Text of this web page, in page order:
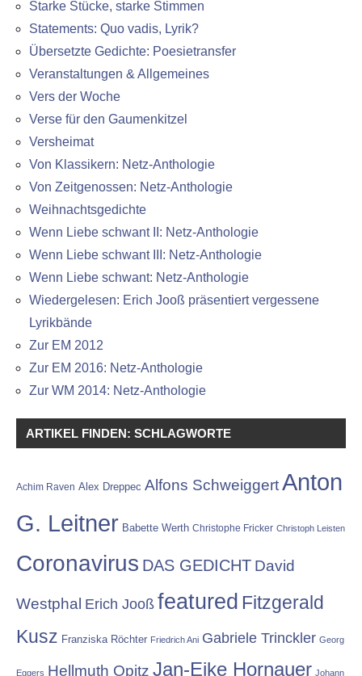
Starke Stücke, starke Stimmen
Statements: Quo vadis, Lyrik?
Übersetzte Gedichte: Poesietransfer
Veranstaltungen & Allgemeines
Vers der Woche
Verse für den Gaumenkitzel
Versheimat
Von Klassikern: Netz-Anthologie
Von Zeitgenossen: Netz-Anthologie
Weihnachtsgedichte
Wenn Liebe schwant II: Netz-Anthologie
Wenn Liebe schwant III: Netz-Anthologie
Wenn Liebe schwant: Netz-Anthologie
Wiedergelesen: Erich Jooß präsentiert vergessene
Lyrikbände
Zur EM 2012
Zur EM 2016: Netz-Anthologie
Zur WM 2014: Netz-Anthologie
ARTIKEL FINDEN: SCHLAGWORTE
Achim Raven Alex Dreppec Alfons SchweiggertAnton
G. Leitner Babette Werth Christophe Fricker Christoph Leisten
Coronavirus DAS GEDICHT David
Westphal Erich Jooß featured Fitzgerald
Kusz Franziska Röchter Friedrich Ani Gabriele Trinckler Georg
Eggers Hellmuth Opitz Jan-Eike Hornauer Johann